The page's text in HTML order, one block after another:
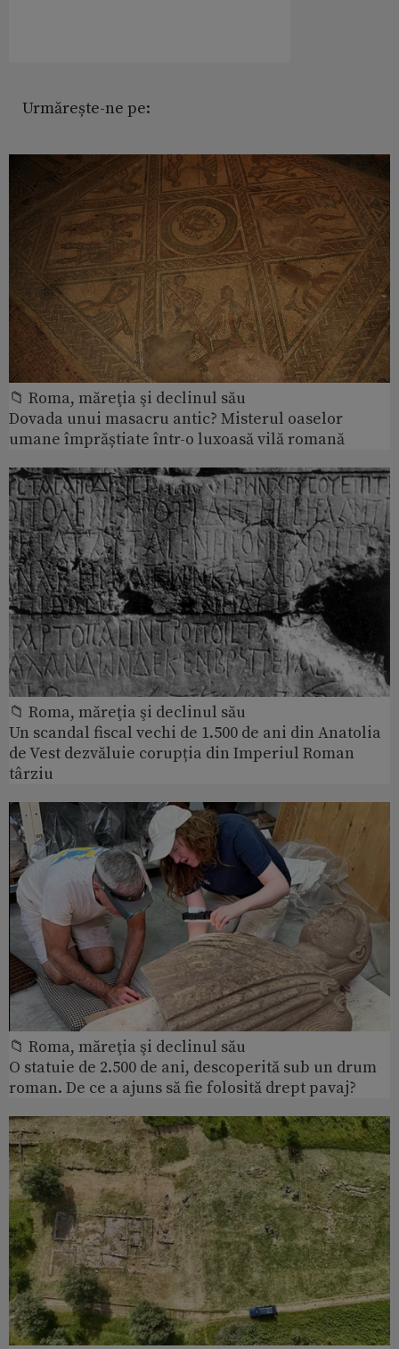
Urmărește-ne pe:
📁 Roma, măreţia şi declinul său
Dovada unui masacru antic? Misterul oaselor
umane împrăștiate într-o luxoasă vilă romană
📁 Roma, măreţia şi declinul său
Un scandal fiscal vechi de 1.500 de ani din Anatolia
de Vest dezvăluie corupția din Imperiul Roman
târziu
📁 Roma, măreţia şi declinul său
O statuie de 2.500 de ani, descoperită sub un drum
roman. De ce a ajuns să fie folosită drept pavaj?